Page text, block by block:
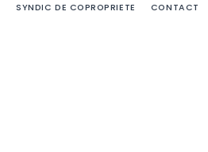
SYNDIC DE COPROPRIETE CONTACT